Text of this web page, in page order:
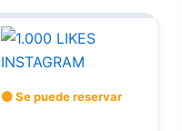
🟡 Se puede reservar